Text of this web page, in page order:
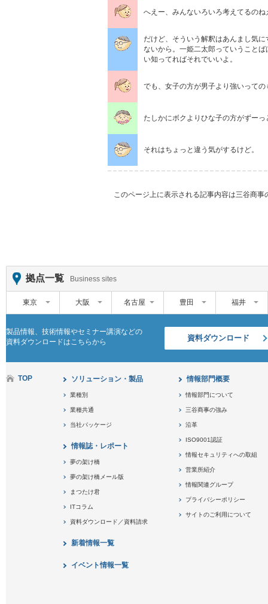
へえー、みんないろいろ考えてる
だけど、そういう解釈はあんまし気
ないから。一姫二太郎っていうこと
い知ってればそれでいいよ。
でも、女子の方が男子より強いっ
たしかにボクよりひな子の方がず
それはちょっと違う気がするけど
このページ上に表示される記事内容は三谷商
拠点一覧 Business sites
東京 大阪 名古屋 豊田 福井
製品情報、技術情報やセミナー講演などの
資料ダウンロードはこちらから
資料ダウンロード
TOP ソリューション・製品
業種別
業種共通
当社パッケージ
情報誌・レポート
夢の架け橋
夢の架け橋メール版
まつたけ君
ITコラム
資料ダウンロード／資料請求
新着情報一覧
イベント情報一覧
情報部門概要
情報部門について
三谷商事の強み
沿革
ISO9001認証
情報セキュリティへの取組
営業所紹介
情報関連グループ
プライバシーポリシー
サイトのご利用について